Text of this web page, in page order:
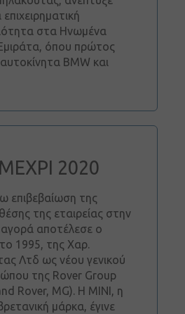
στα Ηνωμένα
όπου πρώτος
BMW και
2020
επιβεβαίωση της
της εταιρείας στην
αγορά αποτέλεσε ο
1995, της Χαρ.
Λτδ ως νέου γενικού
της Rover Group
Rover, MG). H MINI, η
μάρκα, έγινε